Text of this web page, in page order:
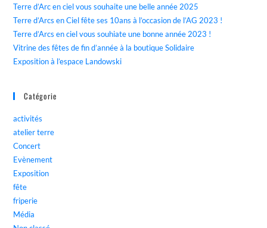
Terre d’Arc en ciel vous souhaite une belle année 2025
Terre d’Arcs en Ciel fête ses 10ans à l’occasion de l’AG 2023 !
Terre d’Arcs en ciel vous souhiate une bonne année 2023 !
Vitrine des fêtes de fin d’année à la boutique Solidaire
Exposition à l’espace Landowski
Catégorie
activités
atelier terre
Concert
Evènement
Exposition
fête
friperie
Média